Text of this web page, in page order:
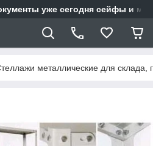
уже сегодня сейфы и
металлические для склада,